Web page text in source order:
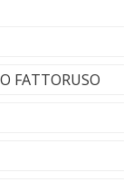
FATTORUSO